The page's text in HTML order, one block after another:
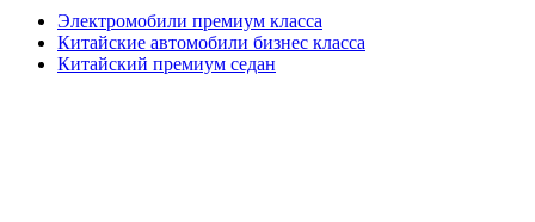
Электромобили премиум класса
Китайские автомобили бизнес класса
Китайский премиум седан